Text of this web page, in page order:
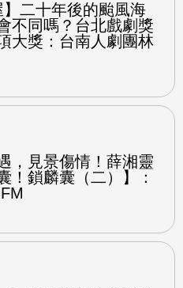
二十年後的颱風海
不同嗎？台北戲劇獎
大獎：台南人劇團林
，見景傷情！薛湘靈
！鎖麟囊（二）】：